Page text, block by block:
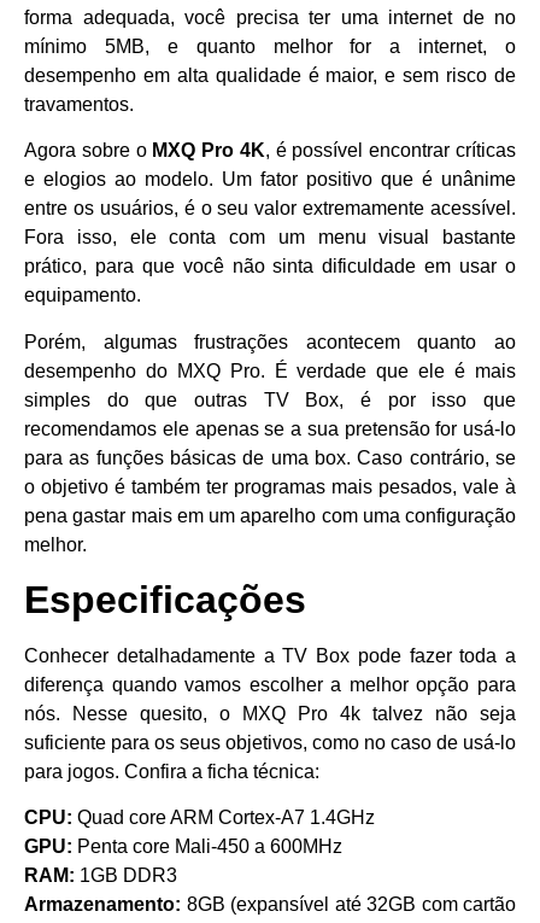
forma adequada, você precisa ter uma internet de no
mínimo 5MB, e quanto melhor for a internet, o
desempenho em alta qualidade é maior, e sem risco de
travamentos.
Agora sobre o MXQ Pro 4K, é possível encontrar críticas
e elogios ao modelo. Um fator positivo que é unânime
entre os usuários, é o seu valor extremamente acessível.
Fora isso, ele conta com um menu visual bastante
prático, para que você não sinta dificuldade em usar o
equipamento.
Porém, algumas frustrações acontecem quanto ao
desempenho do MXQ Pro. É verdade que ele é mais
simples do que outras TV Box, é por isso que
recomendamos ele apenas se a sua pretensão for usá-lo
para as funções básicas de uma box. Caso contrário, se
o objetivo é também ter programas mais pesados, vale à
pena gastar mais em um aparelho com uma configuração
melhor.
Especificações
Conhecer detalhadamente a TV Box pode fazer toda a
diferença quando vamos escolher a melhor opção para
nós. Nesse quesito, o MXQ Pro 4k talvez não seja
suficiente para os seus objetivos, como no caso de usá-lo
para jogos. Confira a ficha técnica:
CPU: Quad core ARM Cortex-A7 1.4GHz
GPU: Penta core Mali-450 a 600MHz
RAM: 1GB DDR3
Armazenamento: 8GB (expansível até 32GB com cartão